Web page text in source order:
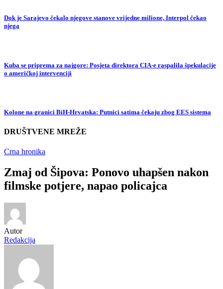
Dok je Sarajevo čekalo njegove stanove vrijedne milione, Interpol čekao
njega
Kuba se priprema za najgore: Posjeta direktora CIA-e raspalila špekulacije
o američkoj intervenciji
Kolone na granici BiH-Hrvatska: Putnici satima čekaju zbog EES sistema
DRUŠTVENE MREŽE
Crna hronika
Zmaj od Šipova: Ponovo uhapšen nakon
filmske potjere, napao policajca
Autor
Redakcija